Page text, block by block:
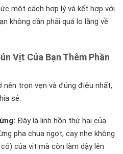
một cách hợp lý và kết hợp với
không cần phải quá lo lắng về
Vịt Của Bạn Thêm Phần
nên trọn vẹn và đúng điệu nhất,
sẻ:
Đây là linh hồn thứ hai của
pha chua ngọt, cay nhẹ không
của vịt mà còn làm dậy lên